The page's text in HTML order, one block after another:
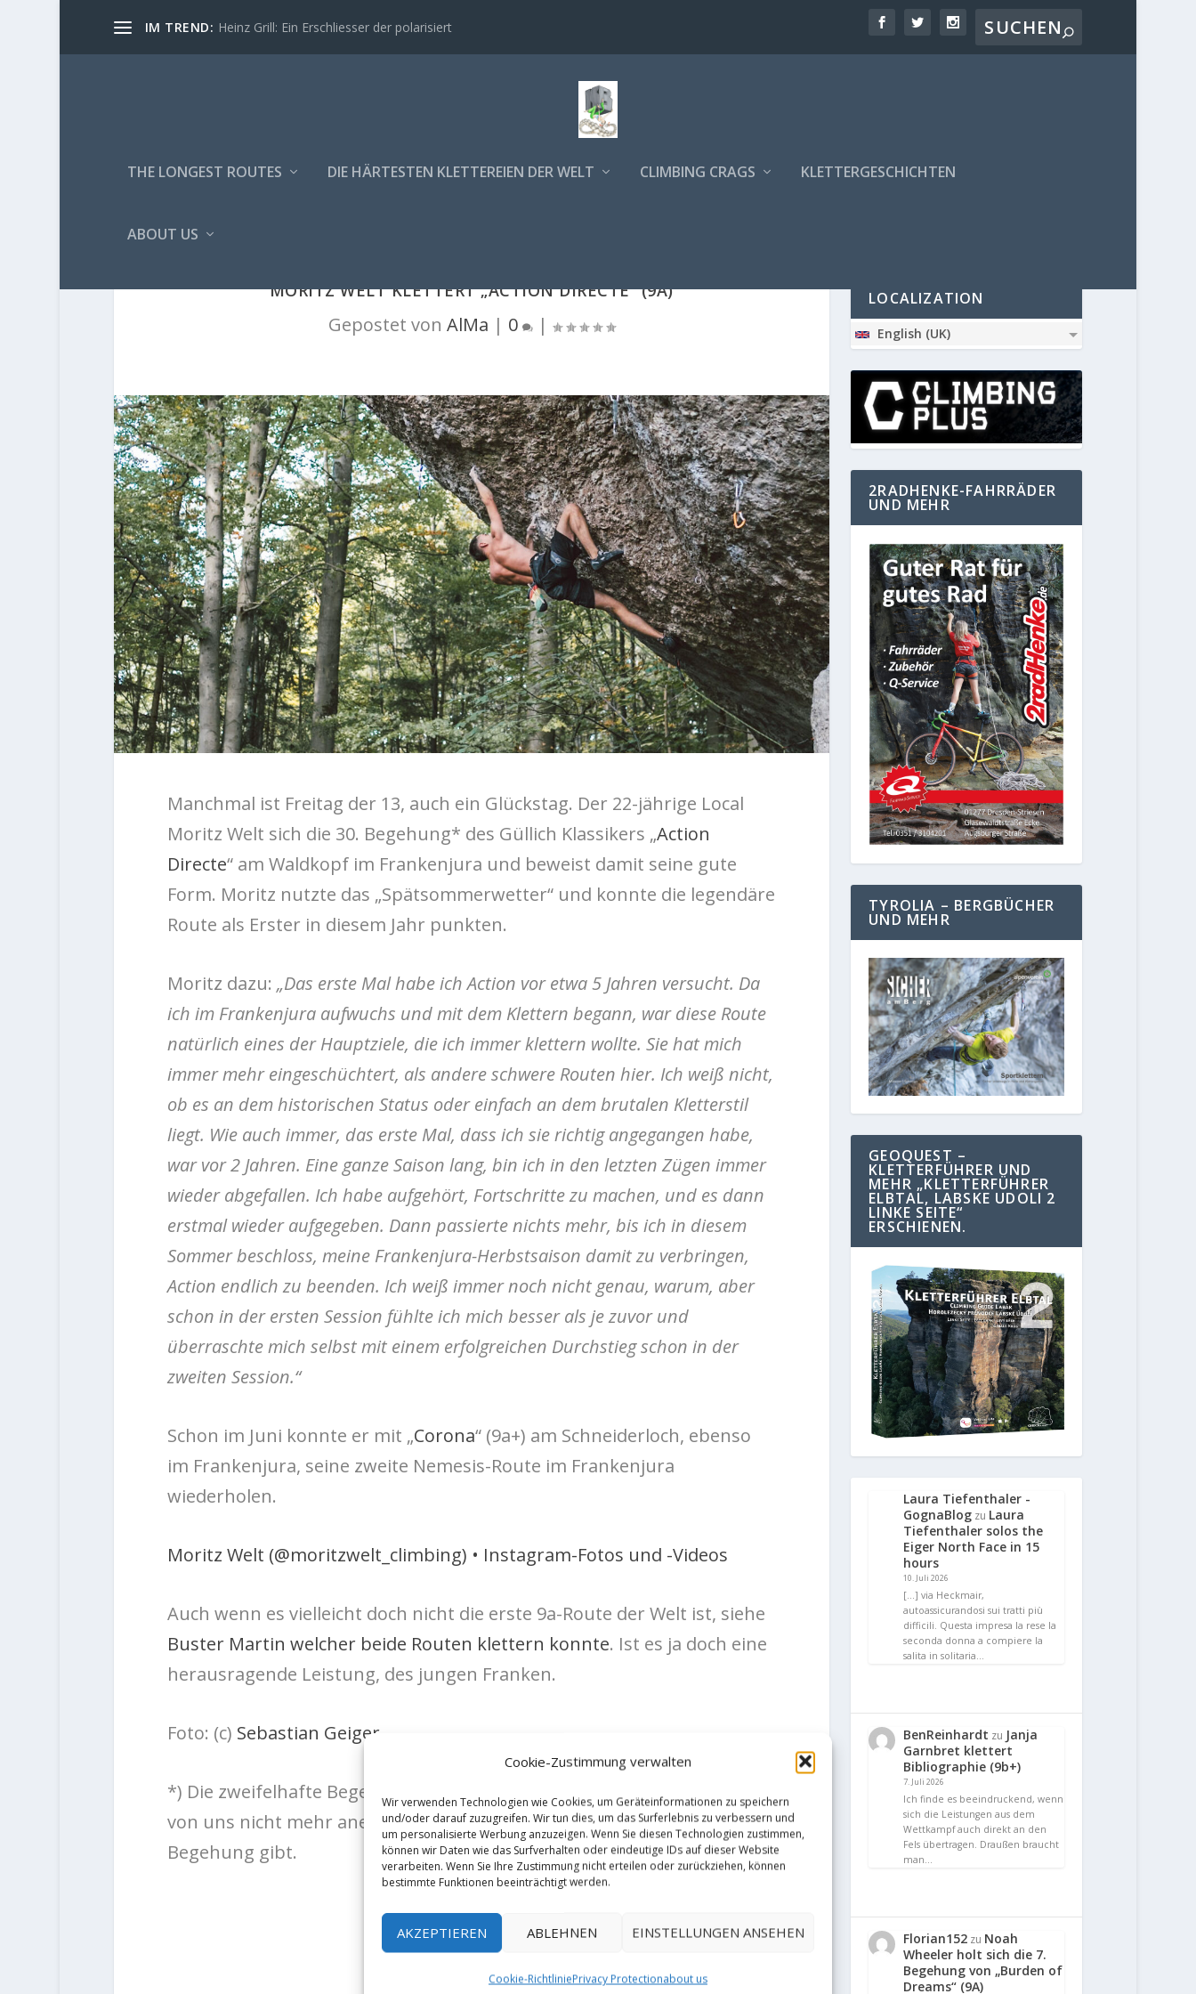
Cookie-Zustimmung verwalten
Wir verwenden Technologien wie Cookies, um Geräteinformationen zu speichern
und/oder darauf zuzugreifen. Wir tun dies, um das Surferlebnis zu verbessern und
um personalisierte Werbung anzuzeigen. Wenn Sie diesen Technologien zustimmen,
können wir Daten wie das Surfverhalten oder eindeutige IDs auf dieser Website
verarbeiten. Wenn Sie Ihre Zustimmung nicht erteilen oder zurückziehen, können
bestimmte Funktionen beeinträchtigt werden.
AKZEPTIEREN ABLEHNEN EINSTELLUNGEN ANSEHEN
Cookie-RichtliniePrivacy Protectionabout us
IM TREND: Heinz Grill: Ein Erschliesser der polarisiert
THE LONGEST ROUTES DIE HÄRTESTEN KLETTEREIEN DER WELT CLIMBING CRAGS KLETTERGESCHICHTEN
ABOUT US
MORITZ WELT KLETTERT „ACTION DIRECTE“ (9A)
Gepostet von AlMa | 0 |
Manchmal ist Freitag der 13, auch ein Glückstag. Der 22-jährige Local
Moritz Welt sich die 30. Begehung* des Güllich Klassikers „Action
Directe“ am Waldkopf im Frankenjura und beweist damit seine gute
Form. Moritz nutzte das „Spätsommerwetter“ und konnte die legendäre
Route als Erster in diesem Jahr punkten.
Moritz dazu: „Das erste Mal habe ich Action vor etwa 5 Jahren versucht. Da
ich im Frankenjura aufwuchs und mit dem Klettern begann, war diese Route
natürlich eines der Hauptziele, die ich immer klettern wollte. Sie hat mich
immer mehr eingeschüchtert, als andere schwere Routen hier. Ich weiß nicht,
ob es an dem historischen Status oder einfach an dem brutalen Kletterstil
liegt. Wie auch immer, das erste Mal, dass ich sie richtig angegangen habe,
war vor 2 Jahren. Eine ganze Saison lang, bin ich in den letzten Zügen immer
wieder abgefallen. Ich habe aufgehört, Fortschritte zu machen, und es dann
erstmal wieder aufgegeben. Dann passierte nichts mehr, bis ich in diesem
Sommer beschloss, meine Frankenjura-Herbstsaison damit zu verbringen,
Action endlich zu beenden. Ich weiß immer noch nicht genau, warum, aber
schon in der ersten Session fühlte ich mich besser als je zuvor und
überraschte mich selbst mit einem erfolgreichen Durchstieg schon in der
zweiten Session.“
Schon im Juni konnte er mit „Corona“ (9a+) am Schneiderloch, ebenso
im Frankenjura, seine zweite Nemesis-Route im Frankenjura
wiederholen.
Moritz Welt (@moritzwelt_climbing) • Instagram-Fotos und -Videos
Auch wenn es vielleicht doch nicht die erste 9a-Route der Welt ist, siehe
Buster Martin welcher beide Routen klettern konnte. Ist es ja doch eine
herausragende Leistung, des jungen Franken.
Foto: (c) Sebastian Geiger
*) Die zweifelhafte Begehung von Said Belhaj
wird mittlerweile nicht nur
von uns nicht mehr anerkannt, da es keinerlei Zeugen für diese
Begehung gibt.
LOCALIZATION
English (UK)
2RADHENKE-FAHRRÄDER
UND MEHR
TYROLIA – BERGBÜCHER
UND MEHR
GEOQUEST –
KLETTERFÜHRER UND
MEHR „KLETTERFÜHRER
ELBTAL, LABSKE UDOLI 2
LINKE SEITE“
ERSCHIENEN.
Laura Tiefenthaler -
GognaBlog zu Laura
Tiefenthaler solos the
Eiger North Face in 15
hours
10. Juli 2026
[…] via Heckmair,
autoassicurandosi sui tratti più
difficili. Questa impresa la rese la
seconda donna a compiere la
salita in solitaria…
BenReinhardt zu Janja
Garnbret klettert
Bibliographie (9b+)
7. Juli 2026
Ich finde es beeindruckend, wenn
sich die Leistungen aus dem
Wettkampf auch direkt an den
Fels übertragen. Draußen braucht
man…
Florian152 zu Noah
Wheeler holt sich die 7.
Begehung von „Burden of
Dreams“ (9A)